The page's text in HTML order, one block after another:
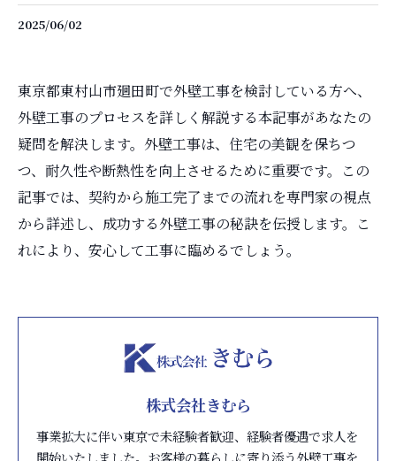
2025/06/02
東京都東村山市廻田町で外壁工事を検討している方へ、
外壁工事のプロセスを詳しく解説する本記事があなたの
疑問を解決します。外壁工事は、住宅の美観を保ちつ
つ、耐久性や断熱性を向上させるために重要です。この
記事では、契約から施工完了までの流れを専門家の視点
から詳述し、成功する外壁工事の秘訣を伝授します。こ
れにより、安心して工事に臨めるでしょう。
株式会社きむら
事業拡大に伴い東京で未経験者歓迎、経験者優遇で求人を